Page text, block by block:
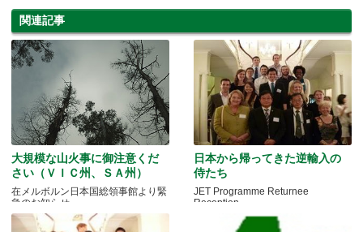
関連記事
大規模な山火事に御注意くだ
さい（ＶＩＣ州、ＳＡ州）
在メルボルン日本国総領事館より緊
急のお知らせ
日本から帰ってきた逆輸入の
侍たち
JET Programme Returnee
Reception